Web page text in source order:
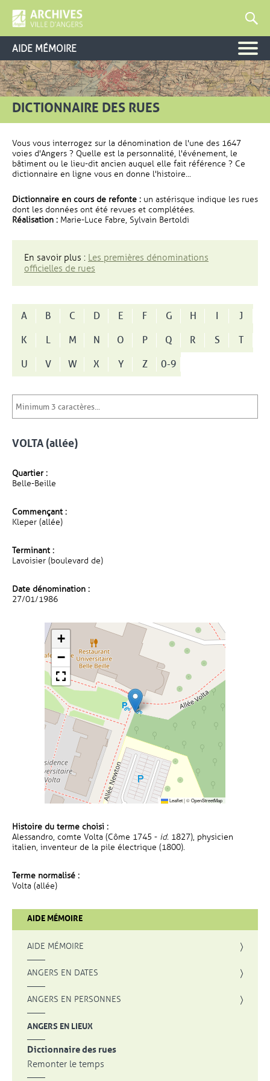
AIDE MÉMOIRE
DICTIONNAIRE DES RUES
Vous vous interrogez sur la dénomination de l'une des 1647
voies d'Angers ? Quelle est la personnalité, l'événement, le
bâtiment ou le lieu-dit ancien auquel elle fait référence ? Ce
dictionnaire en ligne vous en donne l'histoire...
Dictionnaire en cours de refonte : un astérisque indique les rues
dont les données ont été revues et complétées.
Réalisation : Marie-Luce Fabre, Sylvain Bertoldi
En savoir plus : Les premières dénominations
officielles de rues
A B C D E F G H I
J
K
L M N O P Q R S
T
U
V W X Y Z 0-9
VOLTA (allée)
Quartier :
Belle-Beille
Commençant :
Kleper (allée)
Terminant :
Lavoisier (boulevard de)
Date dénomination :
27/01/1986
+
−
Leaflet|©OpenStreetMap
Histoire du terme choisi :
Alessandro, comte Volta (Côme 1745 - id. 1827), physicien
italien, inventeur de la pile électrique (1800).
Terme normalisé :
Volta (allée)
AIDE MÉMOIRE
AIDE MÉMOIRE
ANGERS EN DATES
ANGERS EN PERSONNES
ANGERS EN LIEUX
Dictionnaire des rues
Remonter le temps